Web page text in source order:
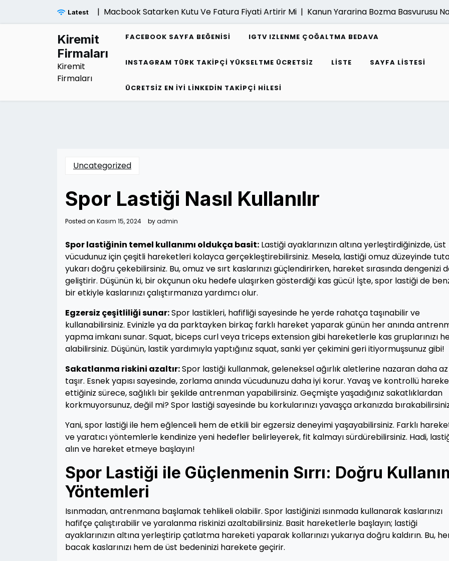
LatestMacbook Satarken Kutu Ve Fatura Fiyati Artirir Mi |Kanun Yararina Bozma Basvurusu Nasil
Kiremit
Firmaları
Kiremit
Firmaları
FACEBOOK SAYFA BEĞENISI IGTV IZLENME ÇOĞALTMA BEDAVA
INSTAGRAM TÜRK TAKIPÇI YÜKSELTME ÜCRETSIZ LISTE SAYFA LISTESI
ÜCRETSIZ EN İYI LINKEDIN TAKIPÇI HILESI
Uncategorized
Spor Lastiği Nasıl Kullanılır
Posted on Kasım 15, 2024 byadmin
Spor lastiğinin temel kullanımı oldukça basit: Lastiği ayaklarınızın altına yerleştirdiğinizde, üst
vücudunuz için çeşitli hareketleri kolayca gerçekleştirebilirsiniz. Mesela, lastiği omuz düzeyinde
yukarı doğru çekebilirsiniz. Bu, omuz ve sırt kaslarınızı güçlendirirken, hareket sırasında dengenizi
geliştirir. Düşünün ki, bir okçunun oku hedefe ulaşırken gösterdiği kas gücü! İşte, spor lastiği de
bir etkiyle kaslarınızı çalıştırmanıza yardımcı olur.
Egzersiz çeşitliliği sunar:Spor lastikleri, hafifliği sayesinde he yerde rahatça taşınabilir ve
kullanabilirsiniz. Evinizle ya da parktayken birkaç farklı hareket yaparak günün her anında
yapma imkanı sunar. Squat, biceps curl veya triceps extension gibi hareketlerle kas gruplarınızı
alabilirsiniz. Düşünün, lastik yardımıyla yaptığınız squat, sanki yer çekimini geri itiyormuşsunuz gibi!
Sakatlanma riskini azaltır:Spor lastiği kullanmak, geleneksel ağırlık aletlerine nazaran daha
taşır. Esnek yapısı sayesinde, zorlama anında vücudunuzu daha iyi korur. Yavaş ve kontrollü
ettiğiniz sürece, sağlıklı bir şekilde antrenman yapabilirsiniz. Geçmişte yaşadığınız sakatlıklardan
korkmuyorsunuz, değil mi? Spor lastiği sayesinde bu korkularınızı yavaşça arkanızda
Yani, spor lastiği ile hem eğlenceli hem de etkili bir egzersiz deneyimi yaşayabilirsiniz. Farklı
ve yaratıcı yöntemlerle kendinize yeni hedefler belirleyerek, fit kalmayı sürdürebilirsiniz. Hadi,
alın ve hareket etmeye başlayın!
Spor Lastiği ile Güçlenmenin Sırrı: Doğru
Yöntemleri
Isınmadan, antrenmana başlamak tehlikeli olabilir. Spor lastiğinizi ısınmada kullanarak kaslarınızı
hafifçe çalıştırabilir ve yaralanma riskinizi azaltabilirsiniz. Basit hareketlerle başlayın; lastiği
ayaklarınızın altına yerleştirip çatlatma hareketi yaparak kollarınızı yukarıya doğru kaldırın. Bu,
bacak kaslarınızı hem de üst bedeninizi harekete geçirir.